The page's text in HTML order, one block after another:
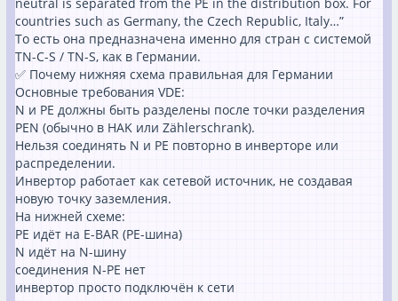
countries such as Germany, the Czech Republic, Italy…”
То есть она предназначена именно для стран с системой
TN-C-S / TN-S, как в Германии.
✅ Почему нижняя схема правильная для Германии
Основные требования VDE:
N и PE должны быть разделены после точки разделения
PEN (обычно в HAK или Zählerschrank).
Нельзя соединять N и PE повторно в инверторе или
распределении.
Инвертор работает как сетевой источник, не создавая
новую точку заземления.
На нижней схеме:
PE идёт на E-BAR (PE-шина)
N идёт на N-шину
соединения N-PE нет
инвертор просто подключён к сети